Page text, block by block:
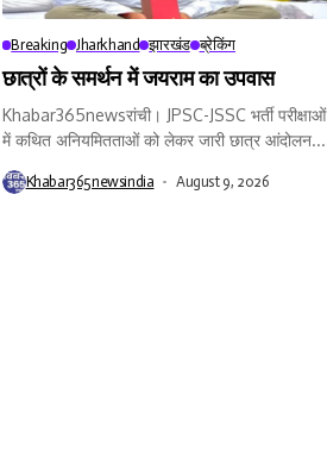
Breaking Jharkhand झारखंड ब्रेकिंग
छात्रों के समर्थन में जयराम का उपवास
Khabar365newsरांची। JPSC-JSSC भर्ती परीक्षाओं
में कथित अनियमितताओं को लेकर जारी छात्र आंदोलन...
Khabar365newsindia August 9, 2026